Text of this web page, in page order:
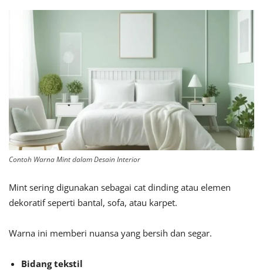
Contoh Warna Mint dalam Desain Interior
Mint sering digunakan sebagai cat dinding atau elemen
dekoratif seperti bantal, sofa, atau karpet.
Warna ini memberi nuansa yang bersih dan segar.
Bidang tekstil